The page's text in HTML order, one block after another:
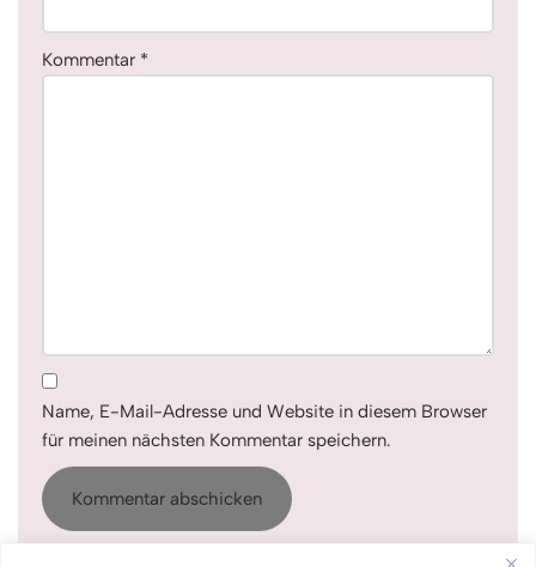
Kommentar *
Name, E-Mail-Adresse und Website in diesem Browser
für meinen nächsten Kommentar speichern.